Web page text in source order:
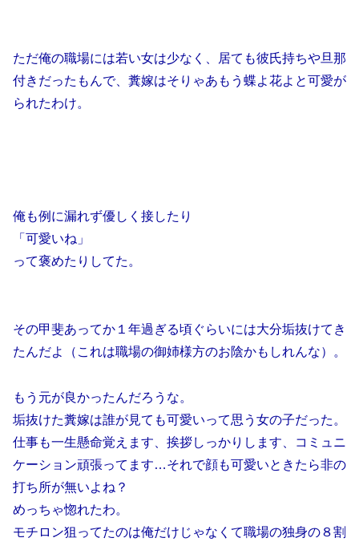
ただ俺の職場には若い女は少なく、居ても彼氏持ちや旦那
付きだったもんで、糞嫁はそりゃあもう蝶よ花よと可愛が
られたわけ。
俺も例に漏れず優しく接したり
「可愛いね」
って褒めたりしてた。
その甲斐あってか１年過ぎる頃ぐらいには大分垢抜けてき
たんだよ（これは職場の御姉様方のお陰かもしれんな）。
もう元が良かったんだろうな。
垢抜けた糞嫁は誰が見ても可愛いって思う女の子だった。
仕事も一生懸命覚えます、挨拶しっかりします、コミュニ
ケーション頑張ってます…それで顔も可愛いときたら非の
打ち所が無いよね？
めっちゃ惚れたわ。
モチロン狙ってたのは俺だけじゃなくて職場の独身の８割